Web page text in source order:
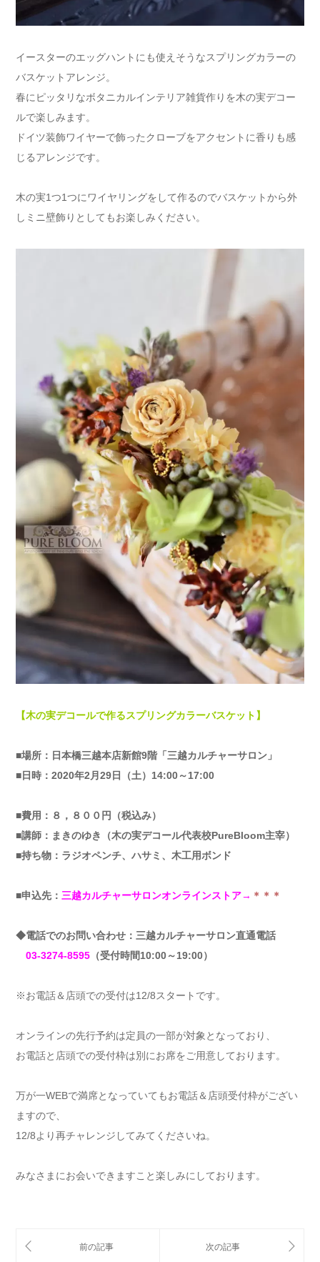
イースターのエッグハントにも使えそうなスプリングカラーの
バスケットアレンジ。
春にピッタリなボタニカルインテリア雑貨作りを木の実デコー
ルで楽しみます。
ドイツ装飾ワイヤーで飾ったクローブをアクセントに香りも感
じるアレンジです。
木の実1つ1つにワイヤリングをして作るのでバスケットから外
しミニ壁飾りとしてもお楽しみください。
【木の実デコールで作るスプリングカラーバスケット】
■場所：日本橋三越本店新館9階「三越カルチャーサロン」
■日時：2020年2月29日（土）14:00～17:00
■費用：８，８００円（税込み）
■講師：まきのゆき（木の実デコール代表校PureBloom主宰）
■持ち物：ラジオペンチ、ハサミ、木工用ボンド
■申込先： 三越カルチャーサロンオンラインストア→ ＊＊＊
◆電話でのお問い合わせ：三越カルチャーサロン直通電話
03-3274-8595 （受付時間10:00～19:00）
※お電話＆店頭での受付は12/8スタートです。
オンラインの先行予約は定員の一部が対象となっており、
お電話と店頭での受付枠は別にお席をご用意しております。
万が一WEBで満席となっていてもお電話＆店頭受付枠がござい
ますので、
12/8より再チャレンジしてみてくださいね。
みなさまにお会いできますこと楽しみにしております。